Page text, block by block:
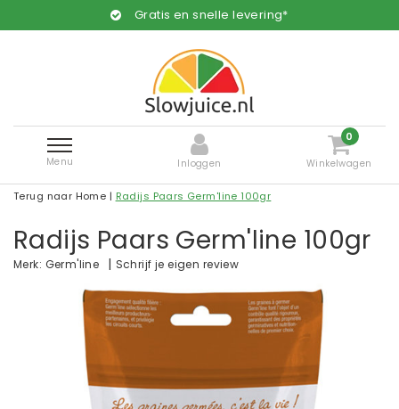
Gratis en snelle levering*
Menu Inloggen
0
Winkelwagen
Terug naar Home | Radijs Paars Germ'line 100gr
Radijs Paars Germ'line 100gr
Merk: Germ'line | Schrijf je eigen review